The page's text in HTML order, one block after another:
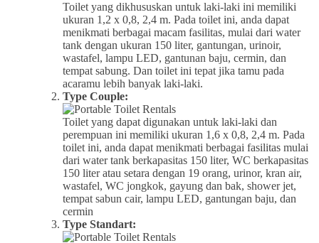
Toilet yang dikhususkan untuk laki-laki ini memiliki
ukuran 1,2 x 0,8, 2,4 m. Pada toilet ini, anda dapat
menikmati berbagai macam fasilitas, mulai dari water
tank dengan ukuran 150 liter, gantungan, urinoir,
wastafel, lampu LED, gantunan baju, cermin, dan
tempat sabung. Dan toilet ini tepat jika tamu pada
acaramu lebih banyak laki-laki.
Type Couple:
Toilet yang dapat digunakan untuk laki-laki dan
perempuan ini memiliki ukuran 1,6 x 0,8, 2,4 m. Pada
toilet ini, anda dapat menikmati berbagai fasilitas mulai
dari water tank berkapasitas 150 liter, WC berkapasitas
150 liter atau setara dengan 19 orang, urinor, kran air,
wastafel, WC jongkok, gayung dan bak, shower jet,
tempat sabun cair, lampu LED, gantungan baju, dan
cermin
Type Standart: